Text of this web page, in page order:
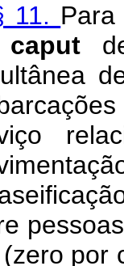
11.
caput
por